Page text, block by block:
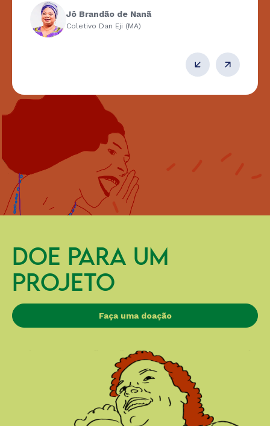
Jô Brandão de Nanã
Coletivo Dan Eji (MA)
DOE PARA UM
PROJETO
Faça uma doação